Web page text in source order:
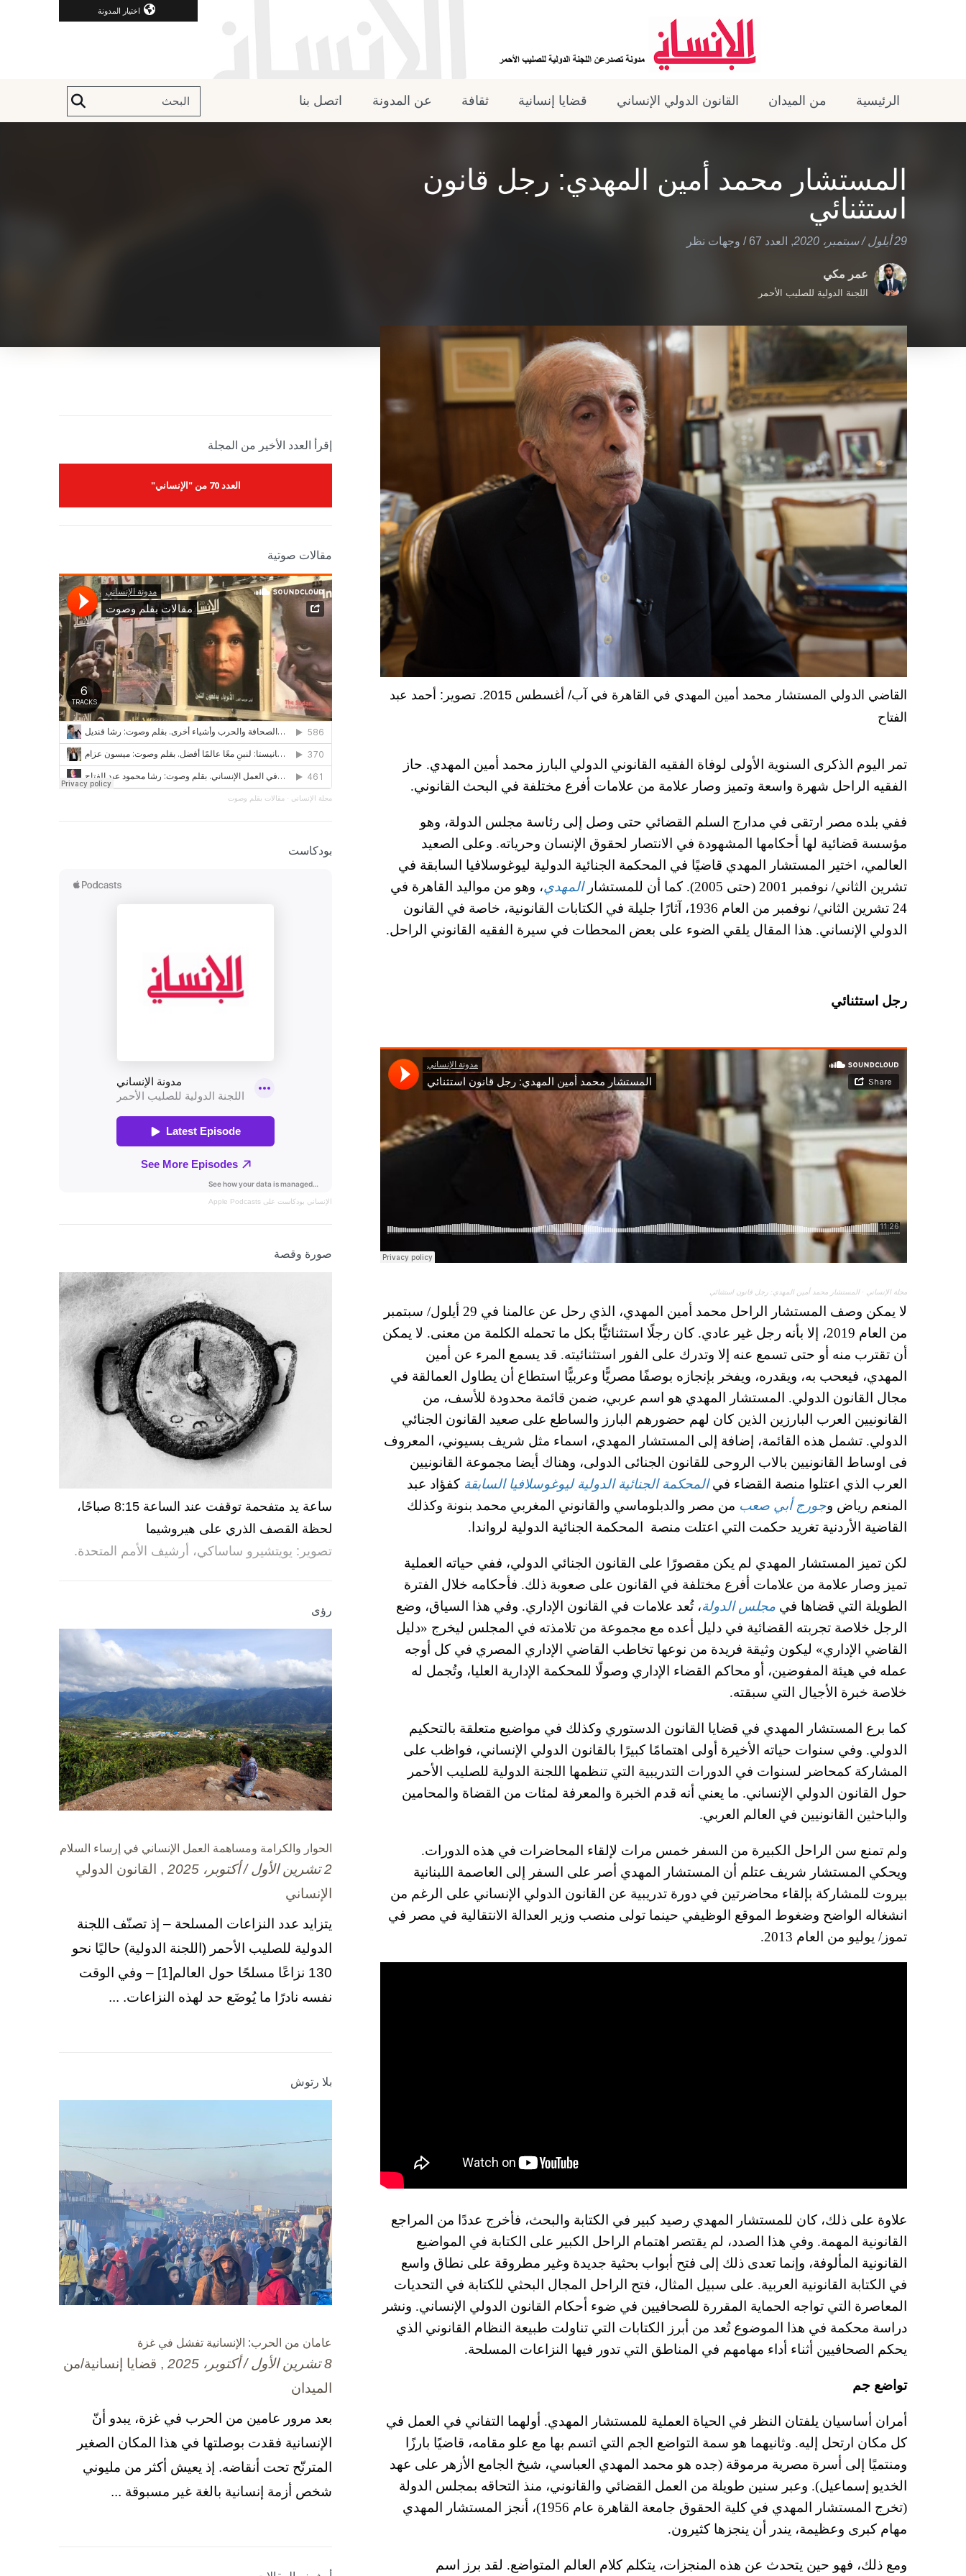
اختيار المدونة
الرئيسية من الميدان القانون الدولي الإنساني قضايا إنسانية ثقافة عن المدونة اتصل بنا
المستشار محمد أمين المهدي: رجل قانون
استثنائي
29 أيلول / سبتمبر، 2020 , العدد 67 / وجهات نظر
عمر مكي
اللجنة الدولية للصليب الأحمر
القاضي الدولي المستشار محمد أمين المهدي في القاهرة في آب/ أغسطس 2015. تصوير: أحمد عبد
الفتاح
تمر اليوم الذكرى السنوية الأولى لوفاة الفقيه القانوني الدولي البارز محمد أمين المهدي. حاز
الفقيه الراحل شهرة واسعة وتميز وصار علامة من علامات أفرع مختلفة في البحث القانوني.
ففي بلده مصر ارتقى في مدارج السلم القضائي حتى وصل إلى رئاسة مجلس الدولة، وهو
مؤسسة قضائية لها أحكامها المشهودة في الانتصار لحقوق الإنسان وحرياته. وعلى الصعيد
العالمي، اختير المستشار المهدي قاضيًا في المحكمة الجنائية الدولية ليوغوسلافيا السابقة في
تشرين الثاني/ نوفمبر 2001 (حتى 2005). كما أن للمستشار
المهدي، وهو من مواليد القاهرة في
24 تشرين الثاني/ نوفمبر من العام 1936، آثارًا جليلة في الكتابات القانونية، خاصة في القانون
الدولي الإنساني. هذا المقال يلقي الضوء على بعض المحطات في سيرة الفقيه القانوني الراحل.
رجل استثنائي
مجلة الإنساني ·المستشار محمد أمين المهدي: رجل قانون استثنائي
لا يمكن وصف المستشار الراحل محمد أمين المهدي، الذي رحل عن عالمنا في 29 أيلول/ سبتمبر
من العام 2019، إلا بأنه رجل غير عادي. كان رجلًا استثنائيًّا بكل ما تحمله الكلمة من معنى. لا يمكن
أن تقترب منه أو حتى تسمع عنه إلا وتدرك على الفور استثنائيته. قد يسمع المرء عن أمين
المهدي، فيعحب به، ويقدره، ويفخر بإنجازه بوصفًا مصريًّا وعربيًّا استطاع أن يطاول العمالقة في
مجال القانون الدولي. المستشار المهدي هو اسم عربي، ضمن قائمة محدودة للأسف، من
القانونيين العرب البارزين الذين كان لهم حضورهم البارز والساطع على صعيد القانون الجنائي
الدولي. تشمل هذه القائمة، إضافة إلى المستشار المهدي، اسماء مثل شريف بسيوني، المعروف
فى اوساط القانونيين بالاب الروحى للقانون الجنائى الدولى، وهناك أيضا مجموعة القانونيين
العرب الذي اعتلوا منصة القضاء فيالمحكمة الجنائية الدولية ليوغوسلافيا السابقة كفؤاد عبد
المنعم رياض وجورج أبي صعب من مصر والدبلوماسي والقانوني المغربي محمد بنونة وكذلك
القاضية الأردنية تغريد حكمت التي اعتلت منصة المحكمة الجنائية الدولية لرواندا.
لكن تميز المستشار المهدي لم يكن مقصورًا على القانون الجنائي الدولي، ففي حياته العملية
تميز وصار علامة من علامات أفرع مختلفة في القانون على صعوبة ذلك. فأحكامه خلال الفترة
الطويلة التي قضاها في مجلس الدولة، تُعد علامات في القانون الإداري. وفي هذا السياق، وضع
الرجل خلاصة تجربته القضائية في دليل أعده مع مجموعة من تلامذته في المجلس ليخرج «دليل
القاضي الإداري» ليكون وثيقة فريدة من نوعها تخاطب القاضي الإداري المصري في كل أوجه
عمله في هيئة المفوضين، أو محاكم القضاء الإداري وصولًا للمحكمة الإدارية العليا، وتُجمل له
خلاصة خبرة الأجيال التي سبقته.
كما برع المستشار المهدي في قضايا القانون الدستوري وكذلك في مواضيع متعلقة بالتحكيم
الدولي. وفي سنوات حياته الأخيرة أولى اهتمامًا كبيرًا بالقانون الدولي الإنساني، فواظب على
المشاركة كمحاضر لسنوات في الدورات التدريبية التي تنظمها اللجنة الدولية للصليب الأحمر
حول القانون الدولي الإنساني. ما يعني أنه قدم الخبرة والمعرفة لمئات من القضاة والمحامين
والباحثين القانونيين في العالم العربي.
ولم تمنع سن الراحل الكبيرة من السفر خمس مرات لإلقاء المحاضرات في هذه الدورات.
ويحكي المستشار شريف عتلم أن المستشار المهدي أصر على السفر إلى العاصمة اللبنانية
بيروت للمشاركة بإلقاء محاضرتين في دورة تدريبية عن القانون الدولي الإنساني على الرغم من
انشغاله الواضح وضغوط الموقع الوظيفي حينما تولى منصب وزير العدالة الانتقالية في مصر في
تموز/ يوليو من العام 2013.
علاوة على ذلك، كان للمستشار المهدي رصيد كبير في الكتابة والبحث، فأخرج عددًا من المراجع
القانونية المهمة. وفي هذا الصدد، لم يقتصر اهتمام الراحل الكبير على الكتابة في المواضيع
القانونية المألوفة، وإنما تعدى ذلك إلى فتح أبواب بحثية جديدة وغير مطروقة على نطاق واسع
في الكتابة القانونية العربية. على سبيل المثال، فتح الراحل المجال البحثي للكتابة في التحديات
المعاصرة التي تواجه الحماية المقررة للصحافيين في ضوء أحكام القانون الدولي الإنساني. ونشر
دراسة محكمة في هذا الموضوع تُعد من أبرز الكتابات التي تناولت طبيعة النظام القانوني الذي
يحكم الصحافيين أثناء أداء مهامهم في المناطق التي تدور فيها النزاعات المسلحة.
تواضع جم
أمران أساسيان يلفتان النظر في الحياة العملية للمستشار المهدي. أولهما التفاني في العمل في
كل مكان ارتحل إليه. وثانيهما هو سمة التواضع الجم التي اتسم بها مع علو مقامه، قاضيًا بارزًا
ومنتميًا إلى أسرة مصرية مرموقة (جده هو محمد المهدي العباسي، شيخ الجامع الأزهر على عهد
الخديو إسماعيل). وعبر سنين طويلة من العمل القضائي والقانوني، منذ التحاقه بمجلس الدولة
(تخرج المستشار المهدي في كلية الحقوق جامعة القاهرة عام 1956)، أنجز المستشار المهدي
مهام كبرى وعظيمة، يندر أن ينجزها كثيرون.
ومع ذلك، فهو حين يتحدث عن هذه المنجزات، يتكلم كلام العالم المتواضع. لقد برز اسم
إقرأ العدد الأخير من المجلة
العدد 70 من "الإنساني"
مقالات صوتية
مجلة الإنساني · مقالات بقلم وصوت
بودكاست
الإنساني بودكاست على Apple Podcasts
صورة وقصة
ساعة يد متفحمة توقفت عند الساعة 8:15 صباحًا،
لحظة القصف الذري على هيروشيما
تصوير: يويتشيرو ساساكي، أرشيف الأمم المتحدة.
رؤى
الحوار والكرامة ومساهمة العمل الإنساني في إرساء السلام
2 تشرين الأول / أكتوبر، 2025
, القانون الدولي
الإنساني
يتزايد عدد النزاعات المسلحة – إذ تصنّف اللجنة
الدولية للصليب الأحمر (اللجنة الدولية) حاليًا نحو
130 نزاعًا مسلحًا حول العالم[1] – وفي الوقت
نفسه نادرًا ما يُوضَع حد لهذه النزاعات. ...
بلا رتوش
عامان من الحرب: الإنسانية تفشل في غزة
8 تشرين الأول / أكتوبر، 2025
, قضايا إنسانية/من
الميدان
بعد مرور عامين من الحرب في غزة، يبدو أنّ
الإنسانية فقدت بوصلتها في هذا المكان الصغير
المترنّح تحت أنقاضه. إذ يعيش أكثر من مليوني
شخص أزمة إنسانية بالغة غير مسبوقة ...